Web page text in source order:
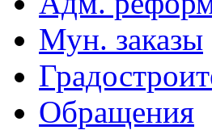
Мун. заказы
Обращения